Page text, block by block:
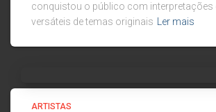
conquistou o público com interpretações
versáteis de temas originais
Ler mais
ARTISTAS